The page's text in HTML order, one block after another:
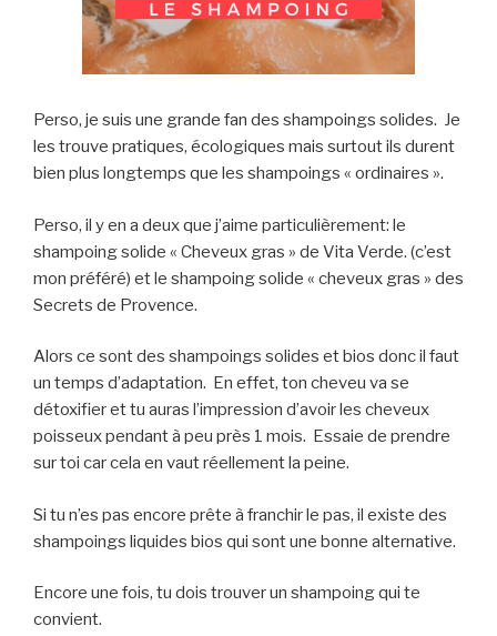
Perso, je suis une grande fan des shampoings solides. Je
les trouve pratiques, écologiques mais surtout ils durent
bien plus longtemps que les shampoings « ordinaires ».
Perso, il y en a deux que j’aime particulièrement: le
shampoing solide « Cheveux gras » de Vita Verde. (c’est
mon préféré) et le shampoing solide « cheveux gras » des
Secrets de Provence.
Alors ce sont des shampoings solides et bios donc il faut
un temps d’adaptation. En effet, ton cheveu va se
détoxifier et tu auras l’impression d’avoir les cheveux
poisseux pendant à peu près 1 mois. Essaie de prendre
sur toi car cela en vaut réellement la peine.
Si tu n’es pas encore prête à franchir le pas, il existe des
shampoings liquides bios qui sont une bonne alternative.
Encore une fois, tu dois trouver un shampoing qui te
convient.